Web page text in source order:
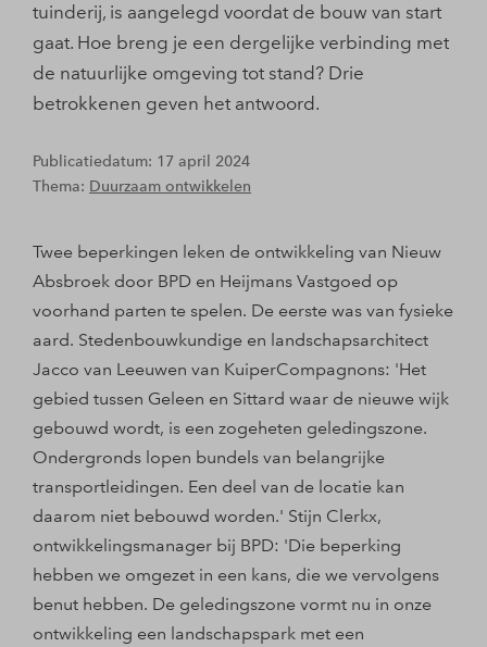
tuinderij, is aangelegd voordat de bouw van start
gaat. Hoe breng je een dergelijke verbinding met
de natuurlijke omgeving tot stand? Drie
betrokkenen geven het antwoord.
Publicatiedatum: 17 april 2024
Thema: Duurzaam ontwikkelen
Twee beperkingen leken de ontwikkeling van Nieuw
Absbroek door BPD en Heijmans Vastgoed op
voorhand parten te spelen. De eerste was van fysieke
aard. Stedenbouwkundige en landschapsarchitect
Jacco van Leeuwen van KuiperCompagnons: 'Het
gebied tussen Geleen en Sittard waar de nieuwe wijk
gebouwd wordt, is een zogeheten geledingszone.
Ondergronds lopen bundels van belangrijke
transportleidingen. Een deel van de locatie kan
daarom niet bebouwd worden.' Stijn Clerkx,
ontwikkelingsmanager bij BPD: 'Die beperking
hebben we omgezet in een kans, die we vervolgens
benut hebben. De geledingszone vormt nu in onze
ontwikkeling een landschapspark met een